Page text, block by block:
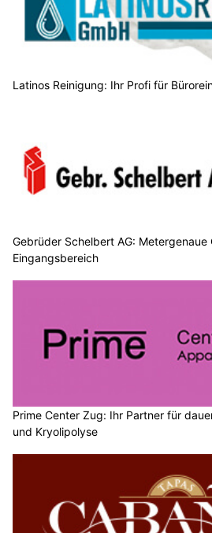
Latinos Reinigung: Ihr Profi für
Gebrüder Schelbert AG:
Eingangsbereich
Prime Center Zug: Ihr Partner für
und Kryolipolyse